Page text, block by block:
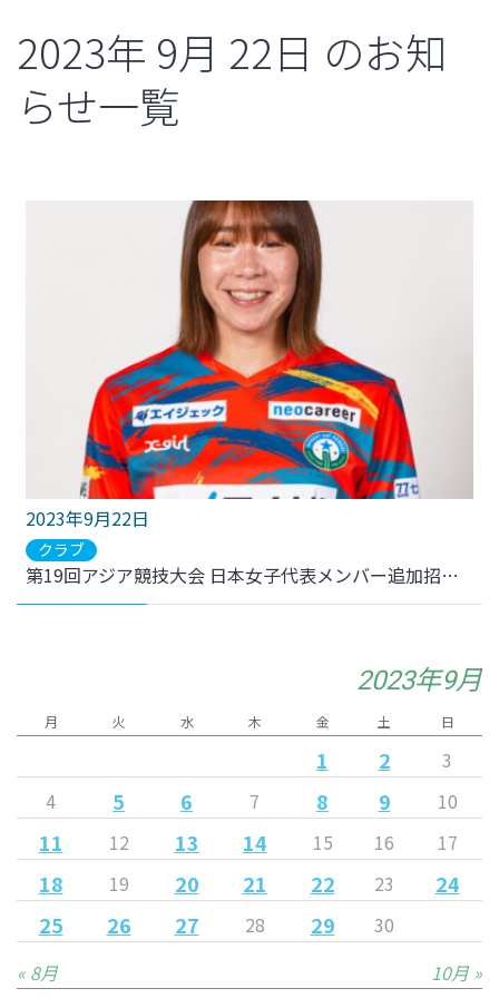
2023年 9月 22日 のお知
らせ一覧
2023年9月22日
クラブ
第19回アジア競技大会 日本女子代表メンバー追加招集のお知らせ
2023年9月
月 火 水 木 金 土 日
1 2
3
4
5 6 7 8 9 10
11 12 13 14 15 16 17
18 19 20 21 22 23
24
25
26 27 28 29
30
« 8月
10月 »